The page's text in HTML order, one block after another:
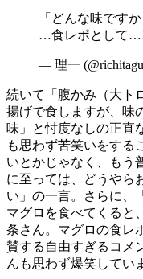
「どんな味です
…食レポとして
— 理一
続いて「腹かみ（大ト
揚げで食しますが、味
味」と忖度なしの正直
も思わず苦笑いをする
いとかじゃなく、もう
に至っては、どうやら
い」の一言。さらに、
マグロを食べてくると
条さん。マグロの食レ
賛する自由すぎるコメ
んも思わず爆笑してい